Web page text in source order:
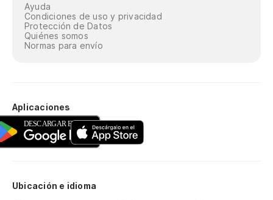
Ayuda
Condiciones de uso y privacidad
Protección de Datos
Quiénes somos
Normas para envío
Aplicaciones
Ubicación e idioma